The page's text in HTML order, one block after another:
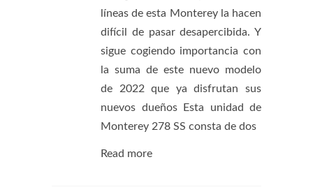
líneas de esta Monterey la hacen
difícil de pasar desapercibida. Y
sigue cogiendo importancia con
la suma de este nuevo modelo
de 2022 que ya disfrutan sus
nuevos dueños Esta unidad de
Monterey 278 SS consta de dos
Read more